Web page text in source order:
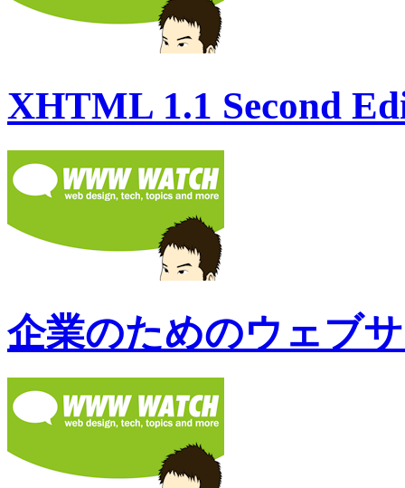
XHTML 1.1 Second
企業のためのウェブ